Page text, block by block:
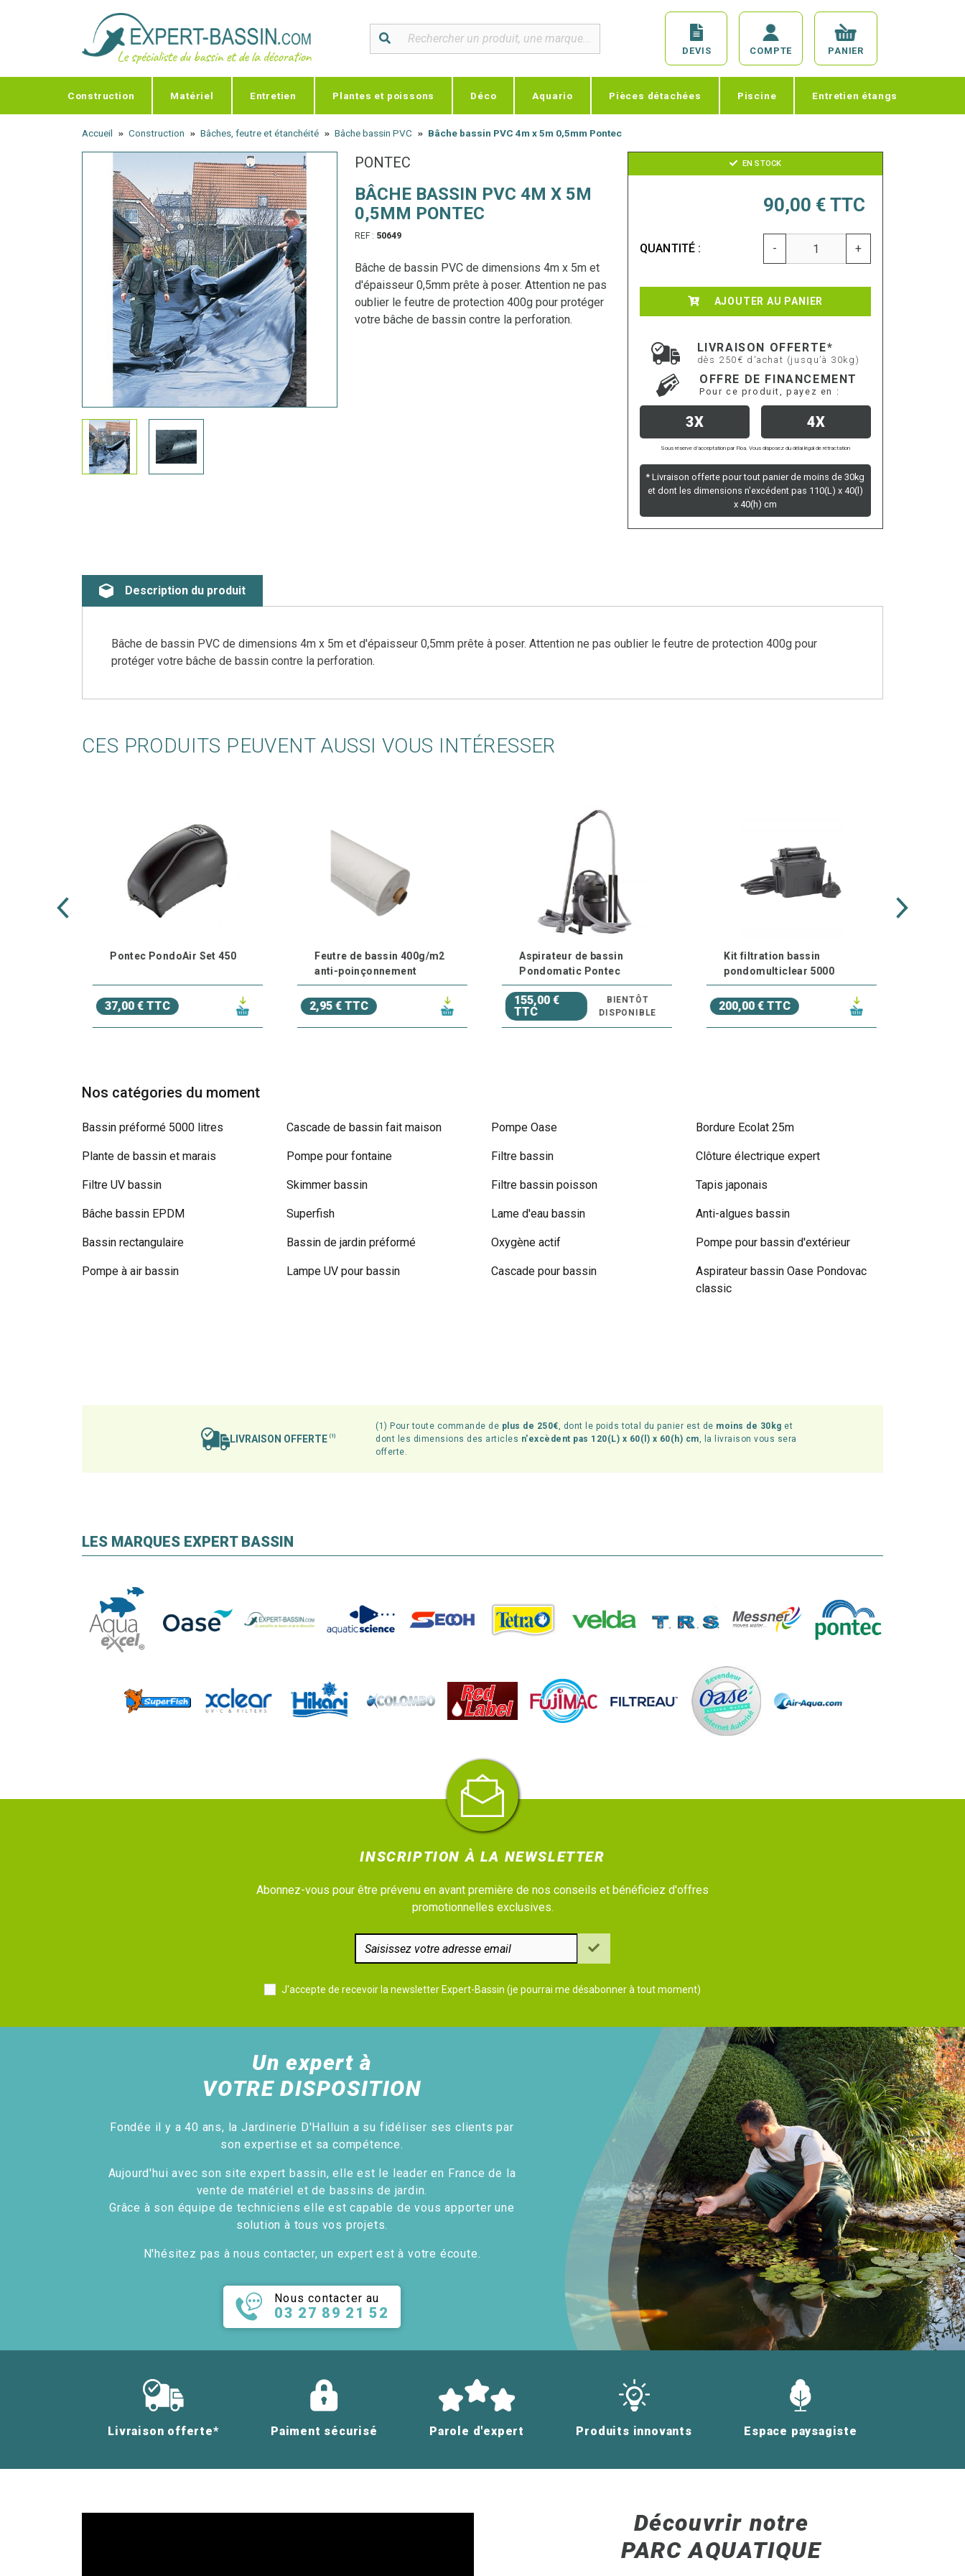
DEVIS COMPTE PANIER
Construction Matériel Entretien Plantes et poissons Déco Aquario Pièces détachées Piscine Entretien étangs
Accueil Construction Bâches, feutre et étanchéité Bâche bassin PVC Bâche bassin PVC 4m x 5m 0,5mm Pontec
PONTEC
BÂCHE BASSIN PVC 4M X 5M
0,5MM PONTEC
REF : 50649
Bâche de bassin PVC de dimensions 4m x 5m et
d'épaisseur 0,5mm prête à poser. Attention ne pas
oublier le feutre de protection 400g pour protéger
votre bâche de bassin contre la perforation.
EN STOCK
90,00 € TTC
QUANTITÉ : - +
AJOUTER AU PANIER
LIVRAISON OFFERTE*
dès 250€ d'achat (jusqu’à 30kg)
OFFRE DE FINANCEMENT
Pour ce produit, payez en :
3X 4X
Sous réserve d’acceptation par Floa. Vous disposez du délai légal de rétractation
* Livraison offerte pour tout panier de moins de 30kg
et dont les dimensions n'excédent pas 110(L) x 40(l)
x 40(h) cm
Description du produit
Bâche de bassin PVC de dimensions 4m x 5m et d'épaisseur 0,5mm prête à poser. Attention ne pas oublier le feutre de protection 400g pour
protéger votre bâche de bassin contre la perforation.
CES PRODUITS PEUVENT AUSSI VOUS INTÉRESSER
Pontec PondoAir Set 450
37,00 € TTC
Feutre de bassin 400g/m2
anti-poinçonnement
2,95 € TTC
Aspirateur de bassin
Pondomatic Pontec
155,00 €
TTC
BIENTÔT
DISPONIBLE
Kit filtration bassin
pondomulticlear 5000
200,00 € TTC
Nos catégories du moment
Bassin préformé 5000 litres
Plante de bassin et marais
Filtre UV bassin
Bâche bassin EPDM
Bassin rectangulaire
Pompe à air bassin
Cascade de bassin fait maison
Pompe pour fontaine
Skimmer bassin
Superfish
Bassin de jardin préformé
Lampe UV pour bassin
Pompe Oase
Filtre bassin
Filtre bassin poisson
Lame d'eau bassin
Oxygène actif
Cascade pour bassin
Bordure Ecolat 25m
Clôture électrique expert
Tapis japonais
Anti-algues bassin
Pompe pour bassin d'extérieur
Aspirateur bassin Oase Pondovac
classic
LIVRAISON OFFERTE(1)
(1) Pour toute commande de plus de 250€, dont le poids total du panier est de moins de 30kg et
dont les dimensions des articles n'excèdent pas 120(L) x 60(l) x 60(h) cm, la livraison vous sera
offerte.
LES MARQUES EXPERT BASSIN
INSCRIPTION À LA NEWSLETTER
Abonnez-vous pour être prévenu en avant première de nos conseils et bénéficiez d'offres
promotionnelles exclusives.
J'accepte de recevoir la newsletter Expert-Bassin (je pourrai me désabonner à tout moment)
Un expert à
VOTRE DISPOSITION
Fondée il y a 40 ans, la Jardinerie D'Halluin a su fidéliser ses clients par
son expertise et sa compétence.
Aujourd'hui avec son site expert bassin, elle est le leader en France de la
vente de matériel et de bassins de jardin.
Grâce à son équipe de techniciens elle est capable de vous apporter une
solution à tous vos projets.
N'hésitez pas à nous contacter, un expert est à votre écoute.
Nous contacter au
03 27 89 21 52
Livraison offerte* Paiment sécurisé Parole d'expert Produits innovants Espace paysagiste
Découvrir notre
PARC AQUATIQUE